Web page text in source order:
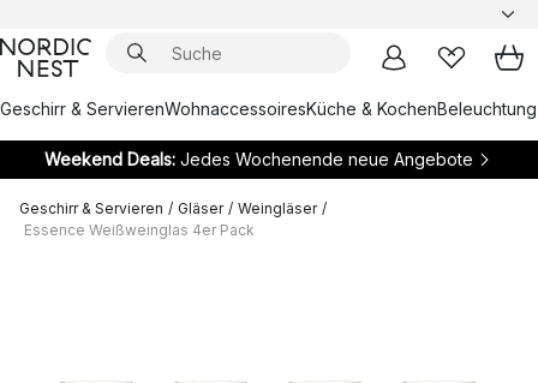
Geschirr & ServierenWohnaccessoiresKüche & KochenBeleuchtung
Weekend Deals:Jedes Wochenende neue Angebote
Geschirr & Servieren / Gläser / Weingläser /
Essence Weißweinglas 4er Pack